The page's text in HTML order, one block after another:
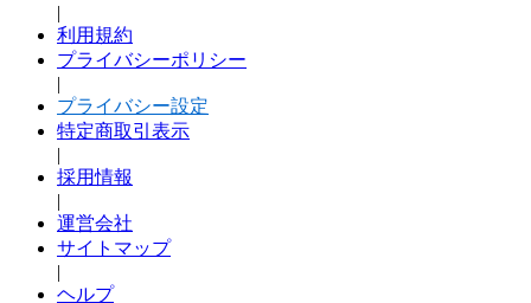
|
利用規約
プライバシーポリシー
|
プライバシー設定
特定商取引表示
|
採用情報
|
運営会社
サイトマップ
|
ヘルプ